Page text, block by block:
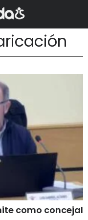
como concejal